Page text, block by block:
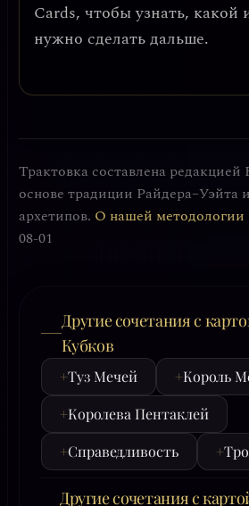
Cards, чтобы узнать,
нужно сделать дальше.
Трактовка составлена
основе традиции Райдера–Уэйта
архетипов. О нашей методологии
08-01
Другие сочетания с
Кубков
+Туз Мечей +Король
+Королева Пентаклей
+Справедливость +
Другие сочетания с